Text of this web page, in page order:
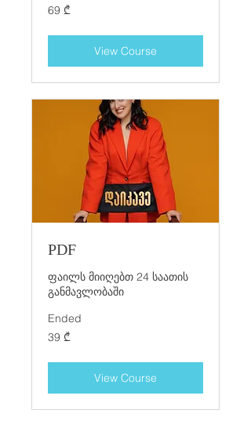
69
ქართული
69 ₾
View Course
PDF
ფაილს მიიღებთ 24 საათის
განმავლობაში
Ended
39
ქართული
39 ₾
View Course